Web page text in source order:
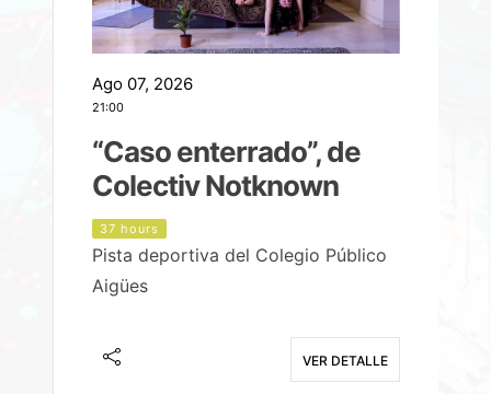
Ago 07, 2026
21:00
“Caso enterrado”, de
Colectiv Notknown
37 hours
Pista deportiva del Colegio Público
Aigües
VER DETALLE